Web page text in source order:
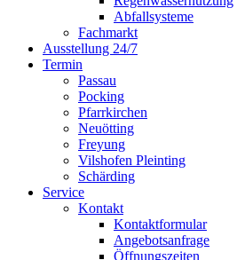
Abfallsysteme
Fachmarkt
Ausstellung 24/7
Termin
Passau
Pocking
Pfarrkirchen
Neuötting
Freyung
Vilshofen Pleinting
Schärding
Service
Kontakt
Kontaktformular
Angebotsanfrage
Öffnungszeiten